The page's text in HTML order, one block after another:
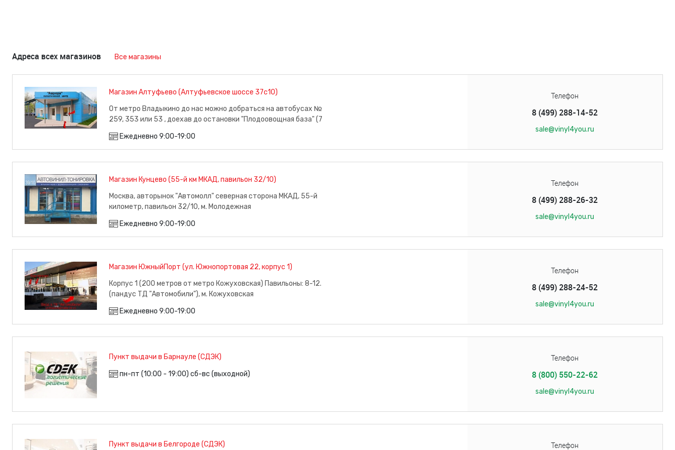
Адреса всех магазинов Все магазины
Магазин Алтуфьево (Алтуфьевское шоссе 37с10)
От метро Владыкино до нас можно добраться на автобусах №
259, 353 или 53 , доехав до остановки "Плодоовощная база" (7
Ежедневно 9:00-19:00
Телефон
8 (499) 288-14-52
sale@vinyl4you.ru
Магазин Кунцево (55-й км МКАД, павильон 32/10)
Москва, авторынок "Автомолл" северная сторона МКАД, 55-й
километр, павильон 32/10, м. Молодежная
Ежедневно 9:00-19:00
Телефон
8 (499) 288-26-32
sale@vinyl4you.ru
Магазин ЮжныйПорт (ул. Южнопортовая 22, корпус 1)
Корпус 1 (200 метров от метро Кожуховская) Павильоны: 8-12.
(пандус ТД "Автомобили"), м. Кожуховская
Ежедневно 9:00-19:00
Телефон
8 (499) 288-24-52
sale@vinyl4you.ru
Пункт выдачи в Барнауле (СДЭК)
пн-пт (10:00 - 19:00) сб-вс (выходной)
Телефон
8 (800) 550-22-62
sale@vinyl4you.ru
Пункт выдачи в Белгороде (СДЭК)
Телефон